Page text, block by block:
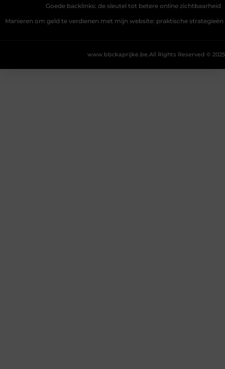
Goede backlinks: de sleutel tot betere online zichtbaarheid
Manieren om geld te verdienen met mijn website: praktische strategieën
All Rights Reserved © 2025
www.bbckaprijke.be.